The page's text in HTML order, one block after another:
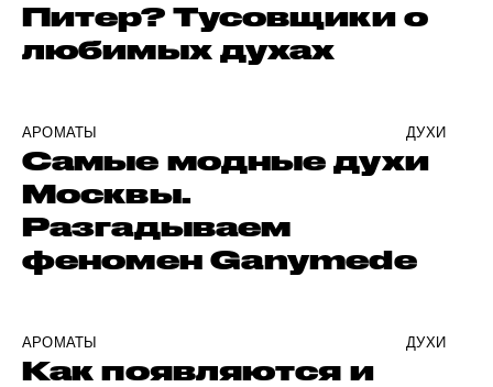
Питер? Тусовщики о
любимых духах
АРОМАТЫ ДУХИ
Самые модные духи
Москвы.
Разгадываем
феномен Ganymede
АРОМАТЫ ДУХИ
Как появляются и